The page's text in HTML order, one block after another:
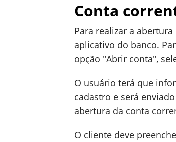
Conta
Para realizar a
aplicativo do banco.
opção "Abrir conta",
O usuário terá que
cadastro e será
abertura da conta
O cliente deve